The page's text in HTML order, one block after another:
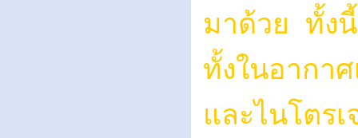
มาด้วย ทั้ง
ทั้งในอากา
และไนโตร